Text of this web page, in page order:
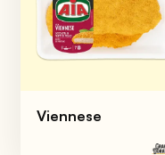
Viennese